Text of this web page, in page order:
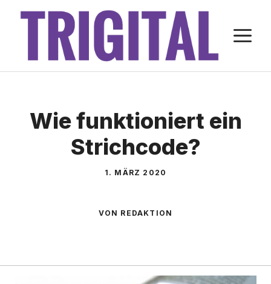
Zum
Wie funktioniert ein
Strichcode?
1. MÄRZ 2020
VON REDAKTION